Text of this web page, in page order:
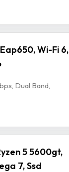
Wi-Fi 6,
Dual Band,
5 5600gt,
7, Ssd